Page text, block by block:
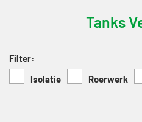
Tanks
Filter:
Isolatie
Roerwerk